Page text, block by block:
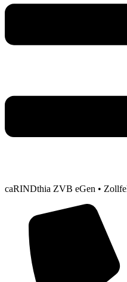
caRINDthia ZVB eGen •